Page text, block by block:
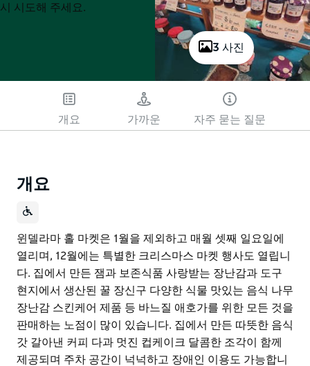
3 사진
시 시도해 주세요.
개요 가까운 자주 묻는 질문
개요
윈델라마 홀 마켓은 1월을 제외하고 매월 셋째 일요일에
열리며, 12월에는 특별한 크리스마스 마켓 행사도 열립니
다. 집에서 만든 잼과 보존식품 사랑받는 장난감과 도구
현지에서 생산된 꿀 장신구 다양한 식물 맛있는 음식 나무
장난감 스킨케어 제품 등 바느질 애호가를 위한 모든 것을
판매하는 노점이 많이 있습니다. 집에서 만든 따뜻한 음식
갓 갈아낸 커피 다과 멋진 컵케이크 달콤한 조각이 함께
제공되며 주차 공간이 넉넉하고 장애인 이용도 가능합니